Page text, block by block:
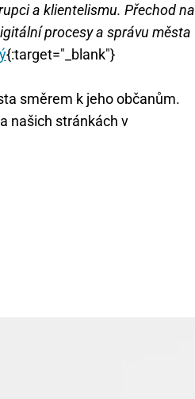
a klientelismu. Přechod na
procesy a správu města
{:target="_blank"}
směrem k jeho občanům.
našich stránkách v